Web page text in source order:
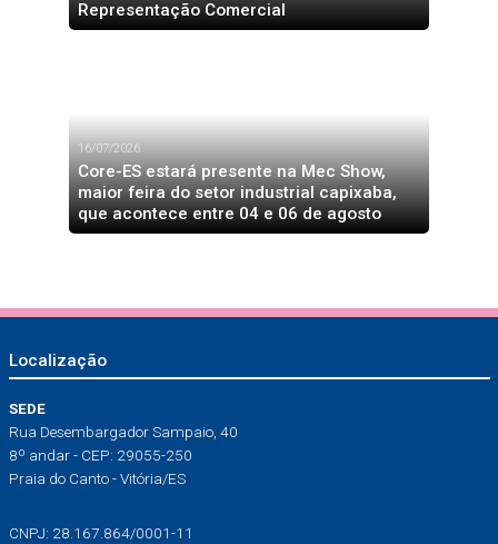
Representação Comercial
16/07/2026
Core-ES estará presente na Mec Show,
maior feira do setor industrial capixaba,
que acontece entre 04 e 06 de agosto
Localização
SEDE
Rua Desembargador Sampaio, 40
8º andar - CEP: 29055-250
Praia do Canto - Vitória/ES
CNPJ: 28.167.864/0001-11